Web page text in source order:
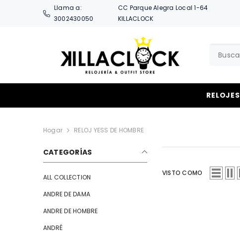
SALTAR AL CONTENIDO
Llama a:
3002430050
CC Parque Alegra Local 1-64
KILLACLOCK
RELOJES
Hogar RELOJ YESS DE HOMBRE
CATEGORÍAS
ALL COLLECTION
ANDRE DE DAMA
ANDRE DE HOMBRE
ANDRÉ
VISTO COMO